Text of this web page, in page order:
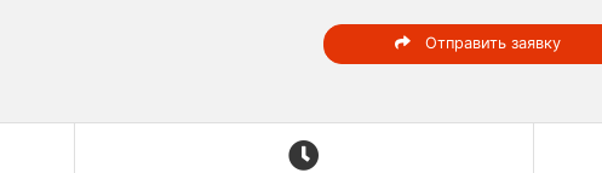
Отправить заявку